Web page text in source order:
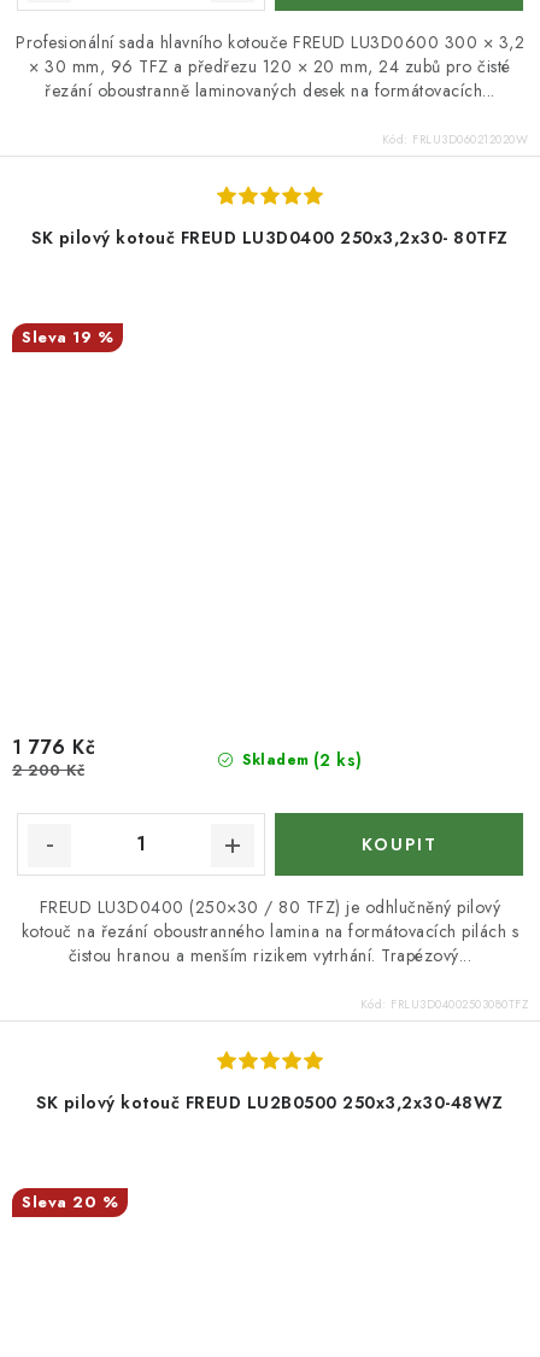
Profesionální sada hlavního kotouče FREUD LU3D0600 300 × 3,2
× 30 mm, 96 TFZ a předřezu 120 × 20 mm, 24 zubů pro čisté
řezání oboustranně laminovaných desek na formátovacích...
Kód: FRLU3D060212020W
SK pilový kotouč FREUD LU3D0400 250x3,2x30- 80TFZ
19 %
Skladem (2 ks)
1 776 Kč
2 200 Kč
FREUD LU3D0400 (250×30 / 80 TFZ) je odhlučněný pilový
kotouč na řezání oboustranného lamina na formátovacích pilách s
čistou hranou a menším rizikem vytrhání. Trapézový...
Kód: FRLU3D04002503080TFZ
SK pilový kotouč FREUD LU2B0500 250x3,2x30-48WZ
20 %